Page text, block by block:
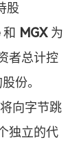
股
和 MGX 为
者总计控
份。
向字节跳
独立的代